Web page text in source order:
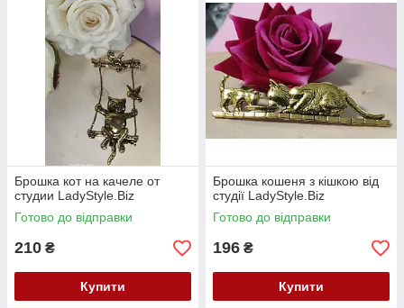
Брошка кот на качеле от
студии LadyStyle.Biz
Готово до відправки
210 ₴
Купити
Брошка кошеня з кішкою від
студії LadyStyle.Biz
Готово до відправки
196 ₴
Купити